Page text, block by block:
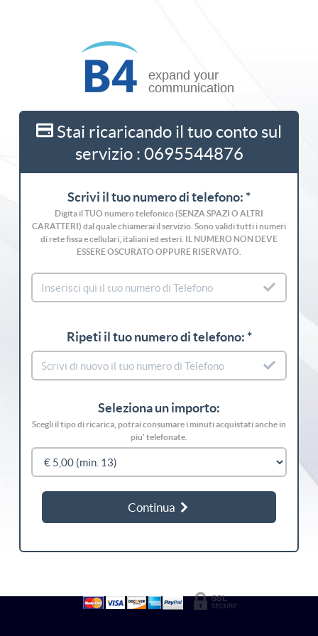
Stai ricaricando il tuo conto sul
servizio : 0695544876
Scrivi il tuo numero di telefono: *
Digita il TUO numero telefonico (SENZA SPAZI O ALTRI
CARATTERI) dal quale chiamerai il servizio. Sono validi tutti i numeri
di rete fissa e cellulari, italiani ed esteri. IL NUMERO NON DEVE
ESSERE OSCURATO OPPURE RISERVATO.
Ripeti il tuo numero di telefono: *
Seleziona un importo:
Scegli il tipo di ricarica, potrai consumare i minuti acquistati anche in
piu' telefonate.
Continua